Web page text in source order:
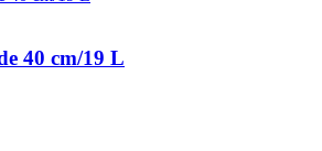
40 cm/19 L